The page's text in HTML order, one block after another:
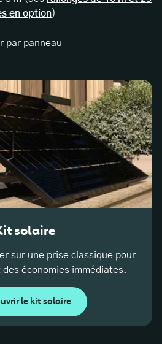
en option)
par panneau
solaire
sur une prise classique pour
économies immédiates.
le kit solaire